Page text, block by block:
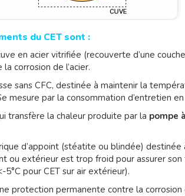
du CET sont :
en acier vitrifiée (recouverte d’une couche
corrosion de l’acier.
sans CFC, destinée à maintenir la
mesure par la consommation d’entretien
transfère la chaleur produite par la pompe
d’appoint (stéatite ou blindée)
ou extérieur est trop froid pour assurer
5°C pour CET sur air extérieur).
protection permanente contre la